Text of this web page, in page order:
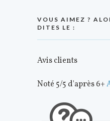
VOUS AIMEZ ?
DITES LE :
Avis clients
Noté 5/5 d'après 6+